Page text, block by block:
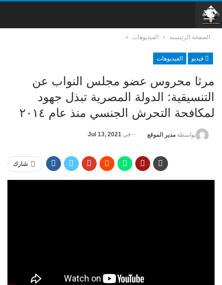
الصفحة الرئيسية الفيديوهات
فيديو الفيديوهات
مرثا محروس عضو مجلس النواب عن
التنسيقية: الدولة المصرية تبذل جهود
لمكافحة التحرش الجنسي منذ عام ٢٠١٤
بواسطة مدير الموقع في Jul 13, 2021
شارك